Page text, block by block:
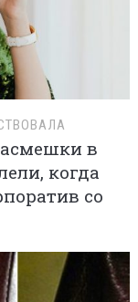
в
когда
со